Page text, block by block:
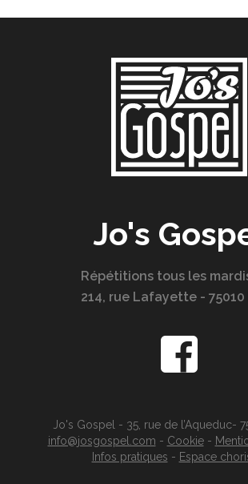
Jo's
Répétitions tous les
214, rue Lafayette - 75010
Jo's Gospel - 35, rue de l’Aqueduc-
info@josgospel.com - Cookie-
Infos pratiques - Espace